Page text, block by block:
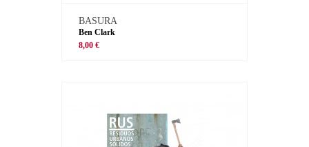
BASURA
Ben Clark
8,00 €